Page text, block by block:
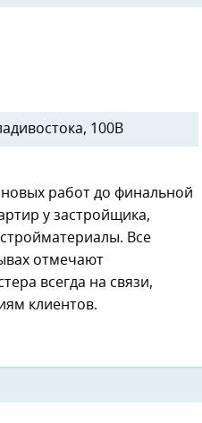
100В
работ до финальной
у застройщика,
Все
отмечают
всегда на связи,
клиентов.